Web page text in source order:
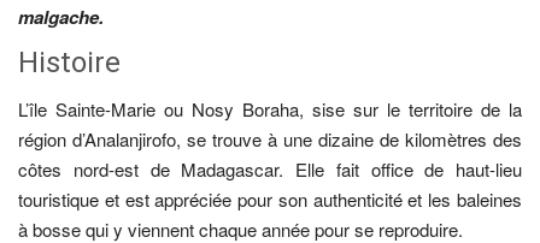
malgache.
Histoire
L’île Sainte-Marie ou Nosy Boraha, sise sur le territoire de la
région d’Analanjirofo, se trouve à une dizaine de kilomètres des
côtes nord-est de Madagascar. Elle fait office de haut-lieu
touristique et est appréciée pour son authenticité et les baleines
à bosse qui y viennent chaque année pour se reproduire.